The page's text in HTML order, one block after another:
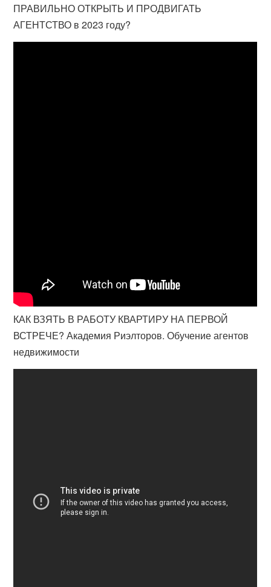
ПРАВИЛЬНО ОТКРЫТЬ И ПРОДВИГАТЬ
АГЕНТСТВО в 2023 году?
КАК ВЗЯТЬ В РАБОТУ КВАРТИРУ НА ПЕРВОЙ
ВСТРЕЧЕ? Академия Риэлторов. Обучение агентов
недвижимости